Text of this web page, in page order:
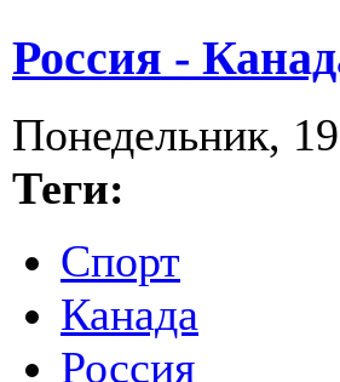
Россия -
Понедельник,
Теги:
Спорт
Канада
Россия